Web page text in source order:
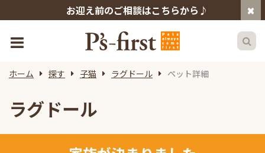
お迎え前のご相談はこちらから♪
ホーム 探す 子猫 ラグドール ペット詳細
ラグドール